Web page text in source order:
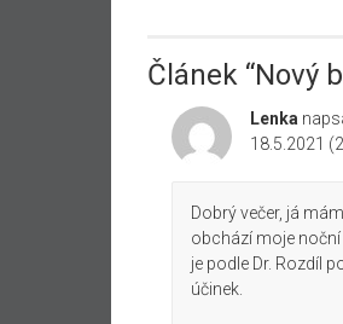
Článek “Nový
Lenka
18.5.2021
Dobrý večer, já
obchází moje
je podle Dr. Rozdíl
účinek.